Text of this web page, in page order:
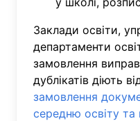
Заклади освіти,
департаменти
замовлення
дублікатів діють
замовлення
середню освіту та